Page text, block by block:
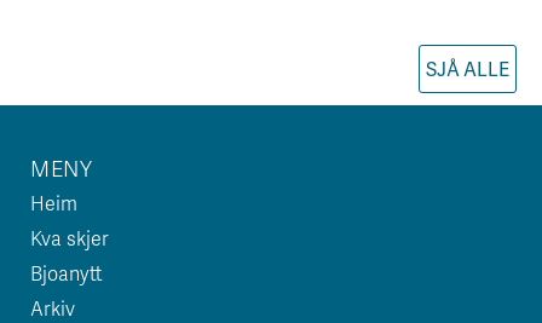
SJÅ ALLE
MENY
Heim
Kva skjer
Bjoanytt
Arkiv